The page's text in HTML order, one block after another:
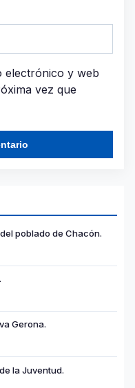
electrónico y web
vez que
poblado de Chacón.
Gerona.
la Juventud.